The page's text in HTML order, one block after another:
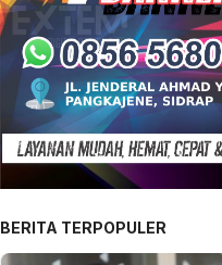
BERITA TERPOPULER